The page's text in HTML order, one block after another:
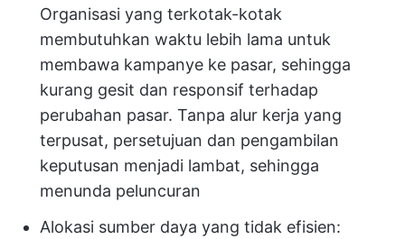
Organisasi yang terkotak-kotak
membutuhkan waktu lebih lama untuk
membawa kampanye ke pasar, sehingga
kurang gesit dan responsif terhadap
perubahan pasar. Tanpa alur kerja yang
terpusat, persetujuan dan pengambilan
keputusan menjadi lambat, sehingga
menunda peluncuran
Alokasi sumber daya yang tidak efisien: